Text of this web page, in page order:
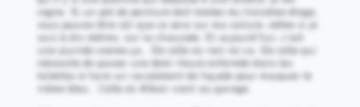
cogne. Si un pot de peinture doit tomber du troisième étage,
vous pouvez être sûr que ce sera sur ma voiture, même si je
suis à dix mètres, sur la chaussée. Et aujourd’hui, c’est
une journée comme ça… De celle où rien ne va. De celle qui
nécessite de passer une demi-heure enfermée dans les
toilettes à faire un ravalement de façade pour masquer le
nième bleu… Celle où Alban vient au garage.